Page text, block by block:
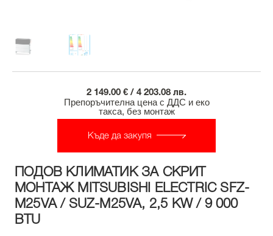
2 149.00 € / 4 203.08 лв.
Препоръчителна цена с ДДС и еко
такса, без монтаж
Къде да закупя
ПОДОВ КЛИМАТИК ЗА СКРИТ
МОНТАЖ MITSUBISHI ELECTRIC SFZ-
M25VA / SUZ-M25VA, 2,5 KW / 9 000
BTU